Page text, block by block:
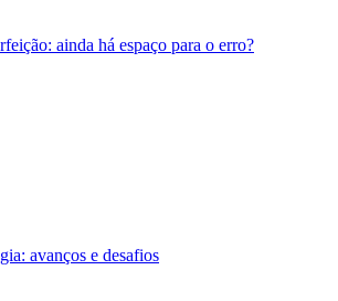
ainda há espaço para o erro?
avanços e desafios